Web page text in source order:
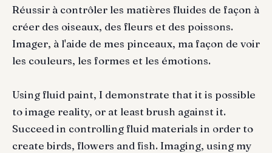
Réussir à contrôler les matières fluides de façon à
créer des oiseaux, des fleurs et des poissons.
Imager, à l'aide de mes pinceaux, ma façon de voir
les couleurs, les formes et les émotions.
Using fluid paint, I demonstrate that it is possible
to image reality, or at least brush against it.
Succeed in controlling fluid materials in order to
create birds, flowers and fish. Imaging, using my